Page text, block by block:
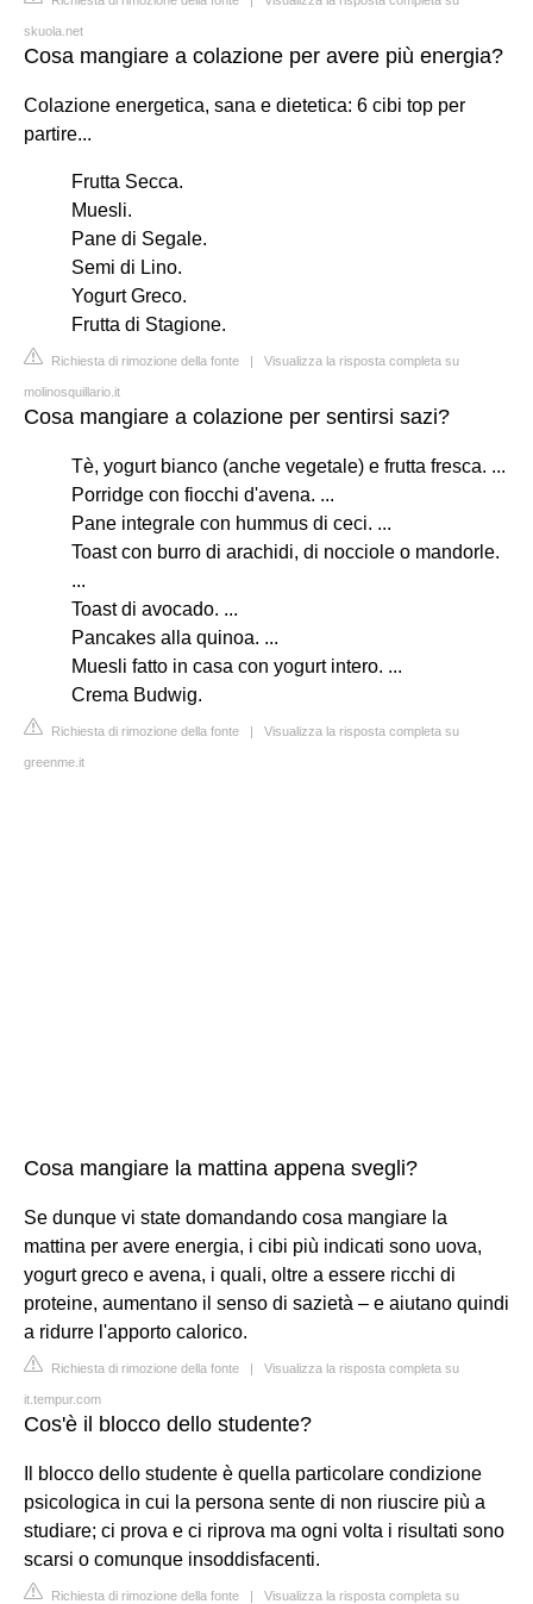
skuola.net
Cosa mangiare a colazione per avere più energia?
Colazione energetica, sana e dietetica: 6 cibi top per
partire...
Frutta Secca.
Muesli.
Pane di Segale.
Semi di Lino.
Yogurt Greco.
Frutta di Stagione.
Richiesta di rimozione della fonte | Visualizza la risposta completa su
molinosquillario.it
Cosa mangiare a colazione per sentirsi sazi?
Tè, yogurt bianco (anche vegetale) e frutta fresca. ...
Porridge con fiocchi d'avena. ...
Pane integrale con hummus di ceci. ...
Toast con burro di arachidi, di nocciole o mandorle.
...
Toast di avocado. ...
Pancakes alla quinoa. ...
Muesli fatto in casa con yogurt intero. ...
Crema Budwig.
Richiesta di rimozione della fonte | Visualizza la risposta completa su
greenme.it
Cosa mangiare la mattina appena svegli?
Se dunque vi state domandando cosa mangiare la
mattina per avere energia, i cibi più indicati sono uova,
yogurt greco e avena, i quali, oltre a essere ricchi di
proteine, aumentano il senso di sazietà – e aiutano quindi
a ridurre l'apporto calorico.
Richiesta di rimozione della fonte | Visualizza la risposta completa su
it.tempur.com
Cos'è il blocco dello studente?
Il blocco dello studente è quella particolare condizione
psicologica in cui la persona sente di non riuscire più a
studiare; ci prova e ci riprova ma ogni volta i risultati sono
scarsi o comunque insoddisfacenti.
Richiesta di rimozione della fonte | Visualizza la risposta completa su